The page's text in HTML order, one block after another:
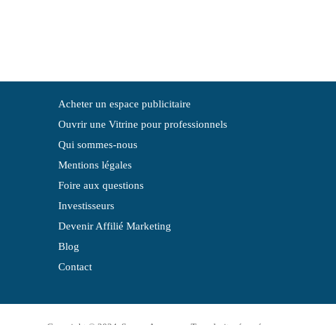
Acheter un espace publicitaire
Ouvrir une Vitrine pour professionnels
Qui sommes-nous
Mentions légales
Foire aux questions
Investisseurs
Devenir Affilié Marketing
Blog
Contact